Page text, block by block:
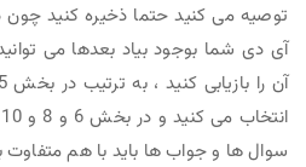
توصیه می کنید حتما ذخیره کنید
آی دی شما بوجود بیاد بعدها می
سوال ها و جواب ها باید با هم متفاوت